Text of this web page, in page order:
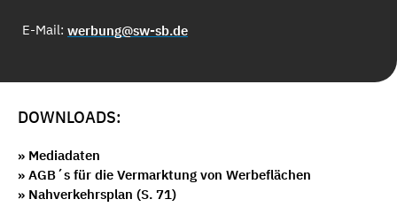
E-Mail: werbung@sw-sb.de
DOWNLOADS:
» Mediadaten
» AGB´s für die Vermarktung von Werbeflächen
» Nahverkehrsplan (S. 71)